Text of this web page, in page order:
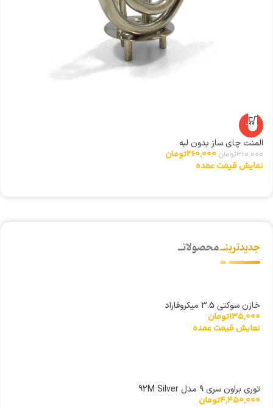
-16%
المنت چای ساز بدون لبه
310,000تومان 260,000تومان
نمایش قیمت عمده
جدیدترینــمحصولاتــ
خازن سوکتی 3.5 میکروفاراد
135,000تومان
نمایش قیمت عمده
توری براون سری ۹ مدل 92M Silver
4,450,000تومان